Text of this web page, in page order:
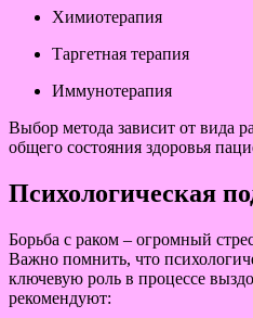
Химиотерапия
Таргетная терапия
Иммунотерапия
Выбор метода зависит от вида
общего состояния здоровья
Психологическая
Борьба с раком – огромный
Важно помнить, что
ключевую роль в процессе
рекомендуют: